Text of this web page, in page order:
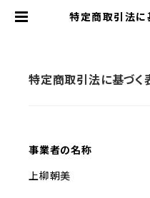
特定商取引法
特定商取引法に基づく
事業者の名称
上柳朝美